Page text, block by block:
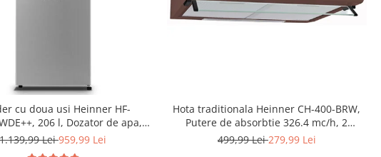
cu doua usi Heinner HF-
206 l, Dozator de apa,
LED, H 143.4 cm, Clasa E,
1.139,99 Lei959,99 Lei
Hota traditionala Heinner CH-400-BRW,
Putere de absorbtie 326.4 mc/h, 2
motoare, 60 cm, Maro
499,99 Lei279,99 Lei